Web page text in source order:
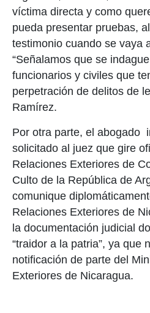
víctima directa y como
pueda presentar pruebas,
testimonio cuando se vaya
“Señalamos que se
funcionarios y civiles que
perpetración de delitos de
Ramírez.
Por otra parte, el abogado
solicitado al juez que gire
Relaciones Exteriores de
Culto de la República de
comunique
Relaciones Exteriores de
la documentación judicial
“traidor a la patria”, ya que
notificación de parte del
Exteriores de Nicaragua.